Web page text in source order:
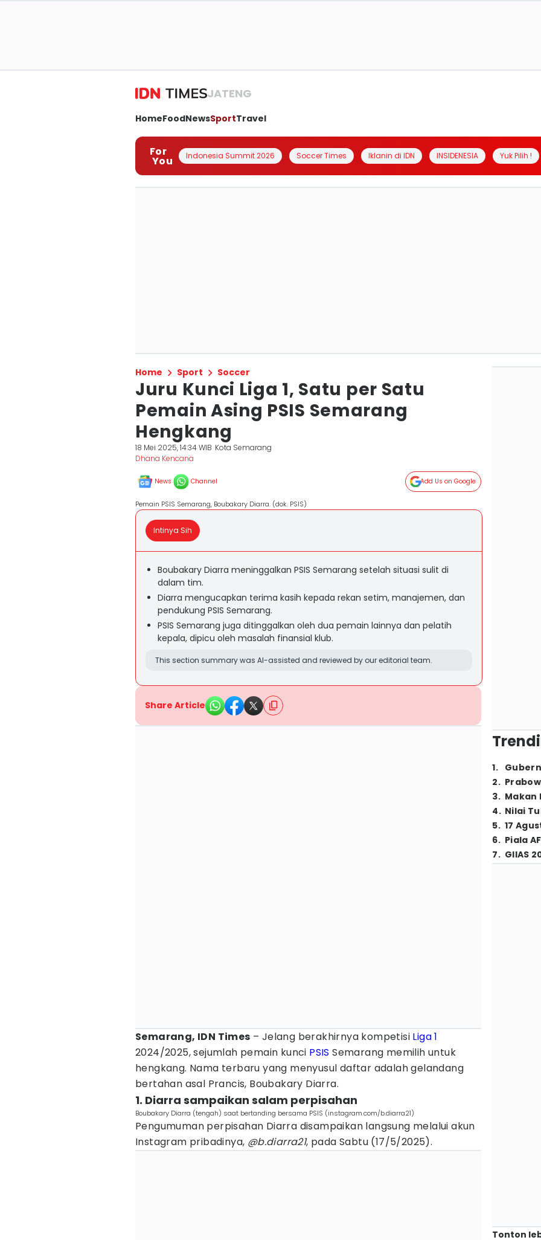
JATENG
HomeFoodNewsSportTravel
For
You Indonesia Summit 2026 Soccer Times Iklanin di IDN INSIDENESIA Yuk Pilih !
Home Sport Soccer
Juru Kunci Liga 1, Satu per Satu
Pemain Asing PSIS Semarang
Hengkang
18 Mei 2025, 14:34 WIB Kota Semarang
Dhana Kencana
News Channel Add Us on Google
Pemain PSIS Semarang, Boubakary Diarra. (dok. PSIS)
Intinya Sih
Boubakary Diarra meninggalkan PSIS Semarang setelah situasi sulit di
dalam tim.
Diarra mengucapkan terima kasih kepada rekan setim, manajemen, dan
pendukung PSIS Semarang.
PSIS Semarang juga ditinggalkan oleh dua pemain lainnya dan pelatih
kepala, dipicu oleh masalah finansial klub.
This section summary was AI-assisted and reviewed by our editorial team.
Share Article
Semarang, IDN Times – Jelang berakhirnya kompetisi Liga 1
2024/2025, sejumlah pemain kunci PSIS Semarang memilih untuk
hengkang. Nama terbaru yang menyusul daftar adalah gelandang
bertahan asal Prancis, Boubakary Diarra.
1. Diarra sampaikan salam perpisahan
Boubakary Diarra (tengah) saat bertanding bersama PSIS (instagram.com/b.diarra21)
Pengumuman perpisahan Diarra disampaikan langsung melalui akun
Instagram pribadinya, @b.diarra21, pada Sabtu (17/5/2025).
1.
2.
3. Makan
4. Nilai
5. 17
6. Piala
7. GIIAS
Tonton